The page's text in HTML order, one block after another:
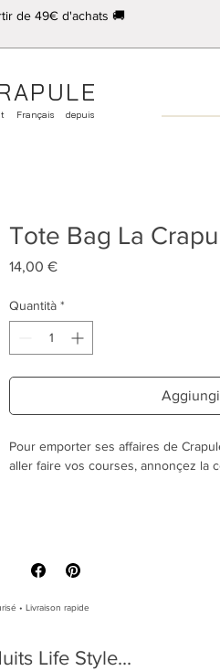
de 49€ d'achats 🚚
Français depuis
Tote Bag La
14,00 €Prezzo
Quantità *
Pour emporter ses affaires de
aller faire vos courses, annonçez la
• Livraison rapide
Life Style...